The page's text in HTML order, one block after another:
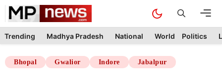
Skip
content
Trending Madhya Pradesh National World Politics
Bhopal Gwalior Indore Jabalpur